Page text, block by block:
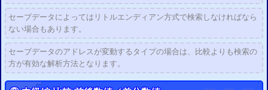
セーブデータによってはリトルエンディアン方式で検索しなければなら
ない場合もあります。
セーブデータのアドレスが変動するタイプの場合は、比較よりも検索の
方が有効な解析方法となります。